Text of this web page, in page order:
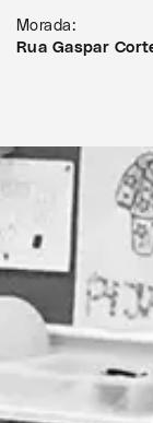
Morada:
Rua Gaspar